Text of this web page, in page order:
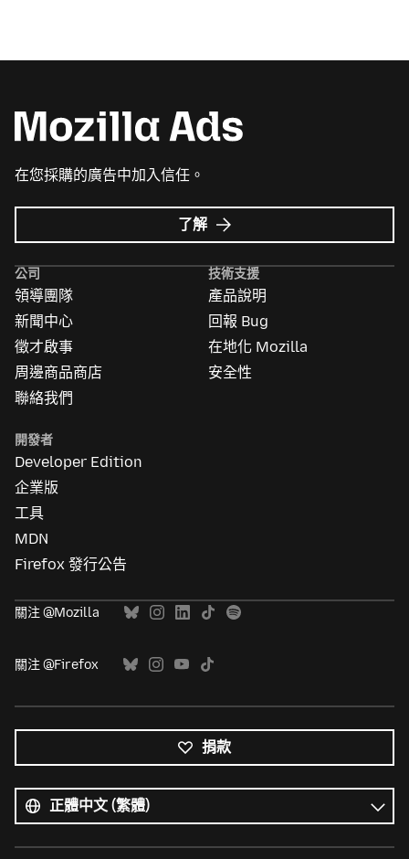
在您採購的廣告中加入信任。
了解 Mozilla
Ads
更
多
資
訊
公司
領導團隊
新聞中心
徵才啟事
周邊商品商店
聯絡我們
技術支援
產品說明
回報 Bug
在地化 Mozilla
安全性
開發者
Developer Edition
企業版
工具
MDN
Firefox 發行公告
關注 @Mozilla
關注 @Firefox
捐款
有
語
言
語
言